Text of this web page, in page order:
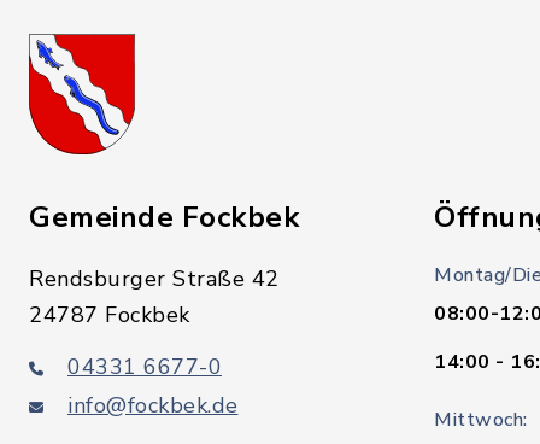
Gemeinde Fockbek
Rendsburger Straße 42
24787 Fockbek
04331 6677-0
info@fockbek.de
Montag/
08:00-
14:00 -
Mittwoch: